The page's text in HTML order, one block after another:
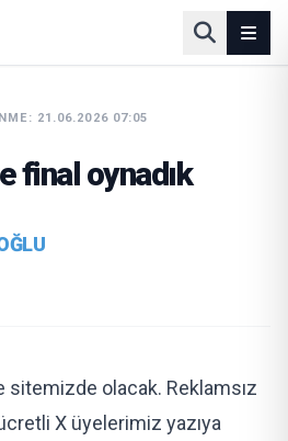
21.06.2026 07:05
final oynadık
sitemizde olacak. Reklamsız
X üyelerimiz yazıya